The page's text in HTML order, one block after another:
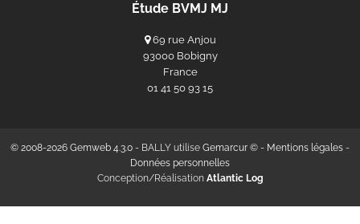
Étude BVMJ MJ
69 rue Anjou
93000 Bobigny
France
‭01 41 50 93 15‬
© 2008-2026 Gemweb 4.3.0 - BALLY utilise Gemarcur © - Mentions légales -
Données personnelles
Conception/Réalisation Atlantic Log